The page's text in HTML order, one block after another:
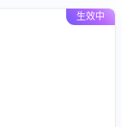
生效中